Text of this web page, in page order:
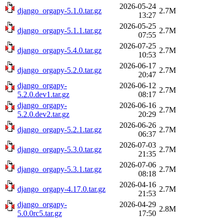
django_orgapy-5.1.0.tar.gz
2026-05-24
13:27
2.7M
django_orgapy-5.1.1.tar.gz
2026-05-25
07:55
2.7M
django_orgapy-5.4.0.tar.gz
2026-07-25
10:53
2.7M
django_orgapy-5.2.0.tar.gz
2026-06-17
20:47
2.7M
django_orgapy-
5.2.0.dev1.tar.gz
2026-06-12
08:17
2.7M
django_orgapy-
5.2.0.dev2.tar.gz
2026-06-16
20:29
2.7M
django_orgapy-5.2.1.tar.gz
2026-06-26
06:37
2.7M
django_orgapy-5.3.0.tar.gz
2026-07-03
21:35
2.7M
django_orgapy-5.3.1.tar.gz
2026-07-06
08:18
2.7M
django_orgapy-4.17.0.tar.gz
2026-04-16
21:53
2.7M
django_orgapy-
5.0.0rc5.tar.gz
2026-04-29
17:50
2.8M